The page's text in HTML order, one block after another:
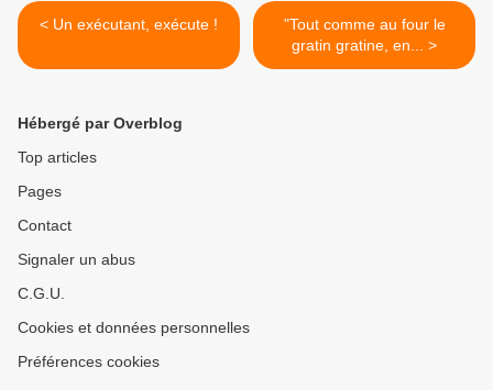
< Un exécutant, exécute !
"Tout comme au four le
gratin gratine, en... >
Hébergé par Overblog
Top articles
Pages
Contact
Signaler un abus
C.G.U.
Cookies et données personnelles
Préférences cookies